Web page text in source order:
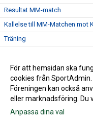
Resultat MM-match
Kallelse till MM-Matchen mot
Träning
Lördagsträningen är inställd
För att hemsidan ska
cookies från
Föreningen kan också
eller marknadsföring. Du
Anpassa dina val